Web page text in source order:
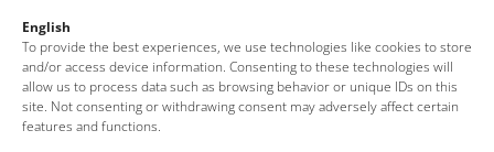
English
To provide the best experiences, we use technologies like cookies to store
and/or access device information. Consenting to these technologies will
allow us to process data such as browsing behavior or unique IDs on this
site. Not consenting or withdrawing consent may adversely affect certain
features and functions.